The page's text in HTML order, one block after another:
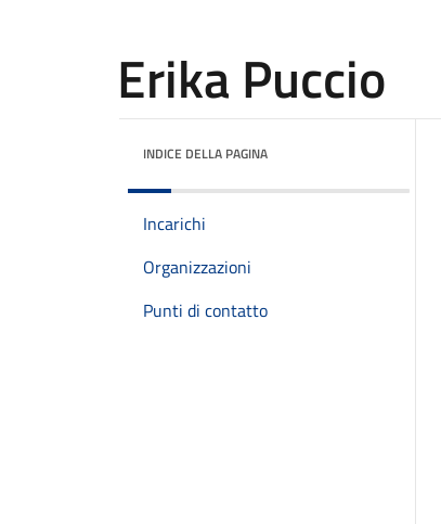
Erika Puccio
INDICE DELLA PAGINA
Incarichi
Organizzazioni
Punti di contatto